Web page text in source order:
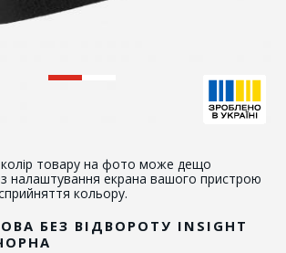
колір товару на фото може дещо
налаштування екрана вашого пристрою
кольору.
БЕЗ ВІДВОРОТУ INSIGHT